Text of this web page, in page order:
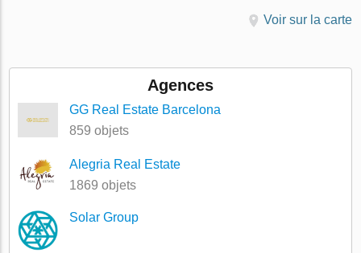
Voir sur la carte
Agences
GG Real Estate Barcelona
859 objets
Alegria Real Estate
1869 objets
Solar Group